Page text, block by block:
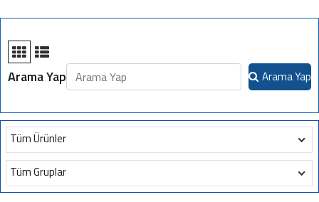
Arama Yap Arama Yap
Tüm Ürünler
Tüm Gruplar